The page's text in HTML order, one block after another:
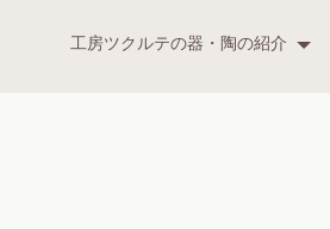
工房ツクルテの器・陶の紹介